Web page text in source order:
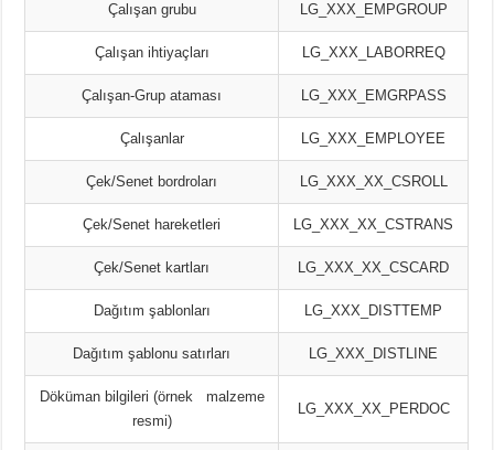
Çalışan grubu LG_XXX_EMPGROUP
Çalışan ihtiyaçları LG_XXX_LABORREQ
Çalışan-Grup ataması LG_XXX_EMGRPASS
Çalışanlar LG_XXX_EMPLOYEE
Çek/Senet bordroları LG_XXX_XX_CSROLL
Çek/Senet hareketleri LG_XXX_XX_CSTRANS
Çek/Senet kartları LG_XXX_XX_CSCARD
Dağıtım şablonları LG_XXX_DISTTEMP
Dağıtım şablonu satırları LG_XXX_DISTLINE
Döküman bilgileri (örnek malzeme
resmi)
LG_XXX_XX_PERDOC